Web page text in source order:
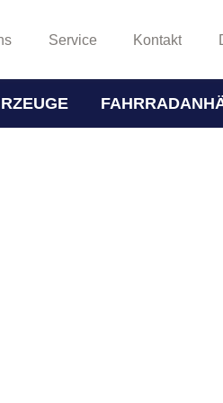
Service Kontakt